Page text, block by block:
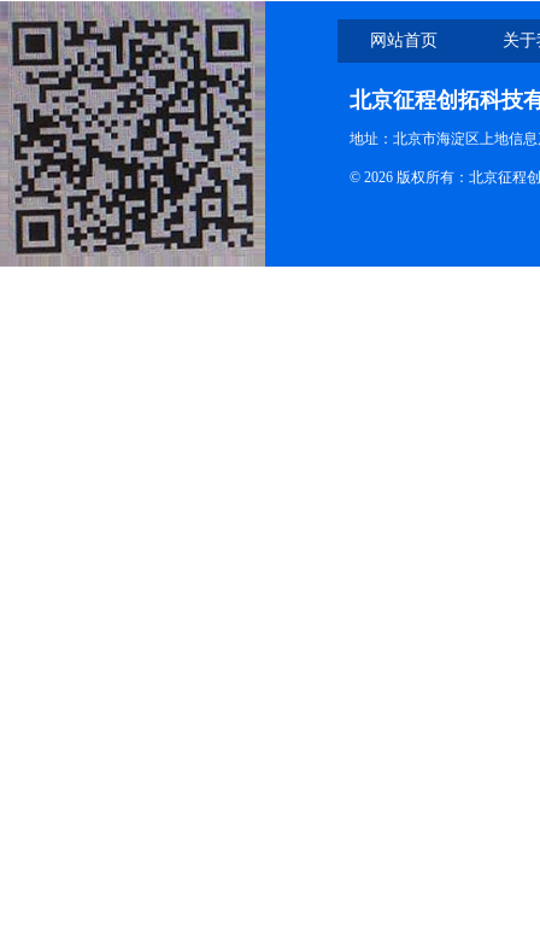
网站首页 关
北京征程创拓科技
地址：北京市海淀区上地信
© 2026 版权所有：北京征程